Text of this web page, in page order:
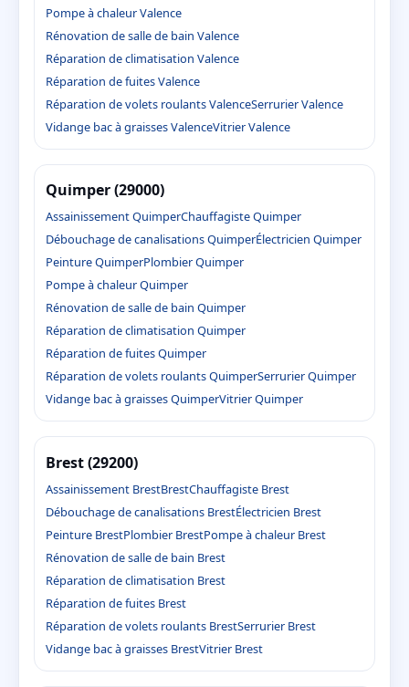
Pompe à chaleur Valence
Rénovation de salle de bain Valence
Réparation de climatisation Valence
Réparation de fuites Valence
Réparation de volets roulants ValenceSerrurier Valence
Vidange bac à graisses ValenceVitrier Valence
Quimper (29000)
Assainissement QuimperChauffagiste Quimper
Débouchage de canalisations QuimperÉlectricien Quimper
Peinture QuimperPlombier Quimper
Pompe à chaleur Quimper
Rénovation de salle de bain Quimper
Réparation de climatisation Quimper
Réparation de fuites Quimper
Réparation de volets roulants QuimperSerrurier Quimper
Vidange bac à graisses QuimperVitrier Quimper
Brest (29200)
Assainissement BrestBrestChauffagiste Brest
Débouchage de canalisations BrestÉlectricien Brest
Peinture BrestPlombier BrestPompe à chaleur Brest
Rénovation de salle de bain Brest
Réparation de climatisation Brest
Réparation de fuites Brest
Réparation de volets roulants BrestSerrurier Brest
Vidange bac à graisses BrestVitrier Brest